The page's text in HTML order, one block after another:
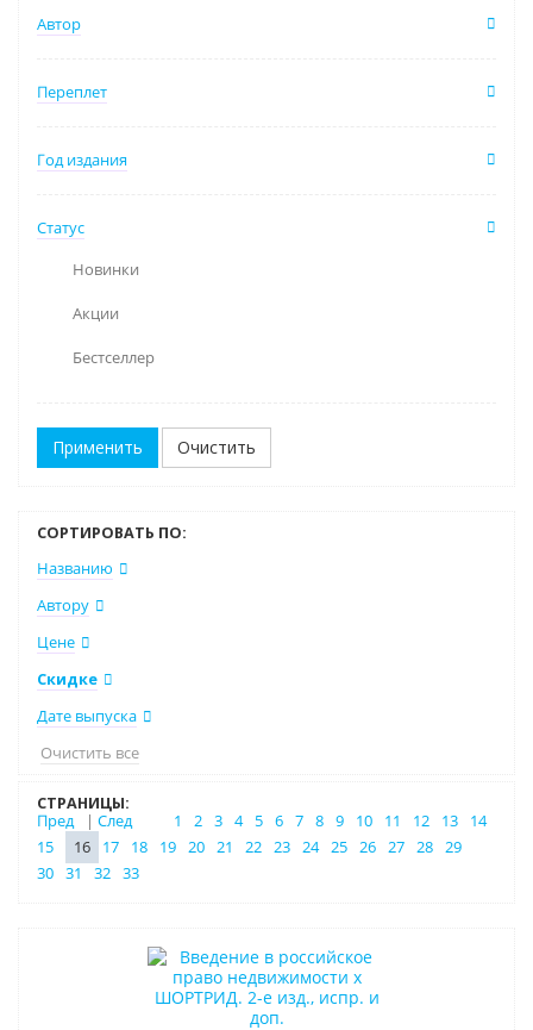
Автор
Переплет
Год издания
Статус
Новинки
Акции
Бестселлер
Очистить
СОРТИРОВАТЬ ПО:
Названию
Автору
Цене
Скидке
Дате выпуска
Очистить все
СТРАНИЦЫ:
Пред
| След 1 2 3 4 5 6 7 8 9 10 11 12 13
14
15
16 17 18 19 20 21 22 23 24 25 26 27 28 29
30 31 32 33